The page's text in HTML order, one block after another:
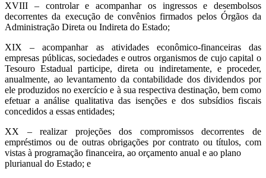
XVIII – controlar e acompanhar os ingressos e desembolsos
decorrentes da execução de convênios firmados pelos Órgãos da
Administração Direta ou Indireta do Estado;
XIX – acompanhar as atividades econômico-financeiras das
empresas públicas, sociedades e outros organismos de cujo capital o
Tesouro Estadual participe, direta ou indiretamente, e proceder,
anualmente, ao levantamento da contabilidade dos dividendos por
ele produzidos no exercício e à sua respectiva destinação, bem como
efetuar a análise qualitativa das isenções e dos subsídios fiscais
concedidos a essas entidades;
XX – realizar projeções dos compromissos decorrentes de
empréstimos ou de outras obrigações por contrato ou títulos, com
vistas à programação financeira, ao orçamento anual e ao plano
plurianual do Estado; e